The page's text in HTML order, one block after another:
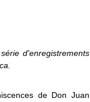
d'enregistrements
de Don Juan